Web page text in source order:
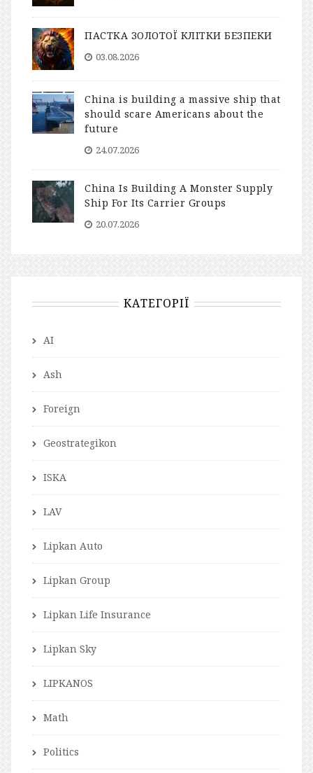
ПАСТКА ЗОЛОТОЇ КЛІТКИ БЕЗПЕКИ
03.08.2026
China is building a massive ship that
should scare Americans about the
future
24.07.2026
China Is Building A Monster Supply
Ship For Its Carrier Groups
20.07.2026
КАТЕГОРІЇ
AI
Ash
Foreign
Geostrategikon
ISKA
LAV
Lipkan Auto
Lipkan Group
Lipkan Life Insurance
Lipkan Sky
LIPKANOS
Math
Politics